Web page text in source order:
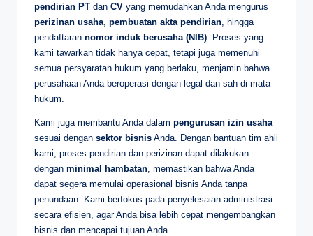
pendirian PT dan CV yang memudahkan Anda mengurus
perizinan usaha pembuatan akta pendirian , hingga
pendaftaran nomor induk berusaha (NIB) . Proses yang
kami tawarkan tidak hanya cepat, tetapi juga memenuhi
semua persyaratan hukum yang berlaku, menjamin bahwa
perusahaan Anda beroperasi dengan legal dan sah di mata
hukum.
Kami juga membantu Anda dalam pengurusan izin usaha
sesuai dengan sektor bisnis Anda. Dengan bantuan tim ahli
kami, proses pendirian dan perizinan dapat dilakukan
dengan minimal hambatan , memastikan bahwa Anda
dapat segera memulai operasional bisnis Anda tanpa
penundaan. Kami berfokus pada penyelesaian administrasi
secara efisien, agar Anda bisa lebih cepat mengembangkan
bisnis dan mencapai tujuan Anda.